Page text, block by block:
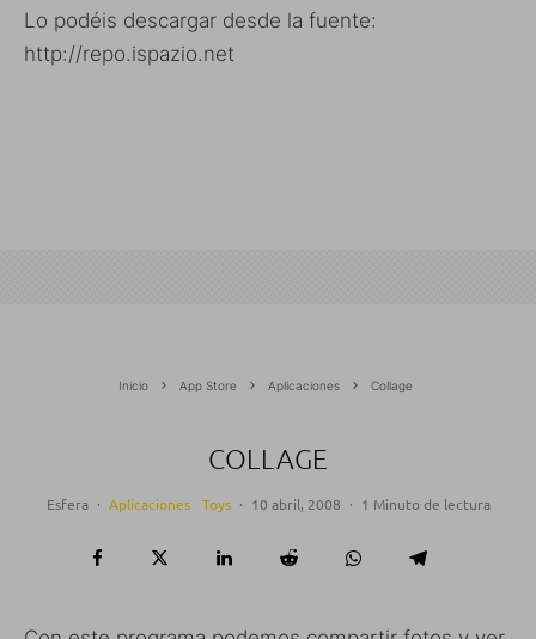
Lo podéis descargar desde la fuente:
http://repo.ispazio.net
Inicio App Store Aplicaciones Collage
COLLAGE
Esfera · Aplicaciones Toys · 10 abril, 2008 · 1 Minuto de lectura